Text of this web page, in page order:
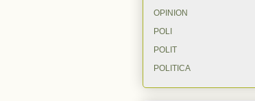
OPINION
POLI
POLIT
POLITICA